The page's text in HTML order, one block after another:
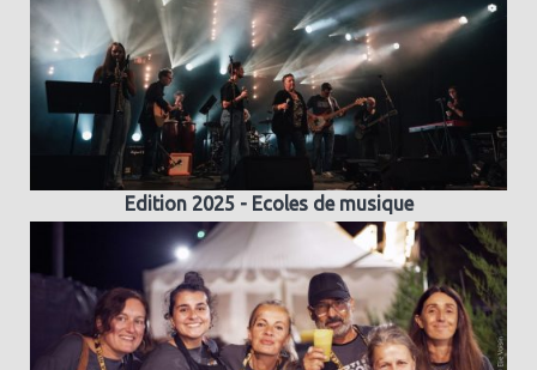
Edition 2025 - Ecoles de musique